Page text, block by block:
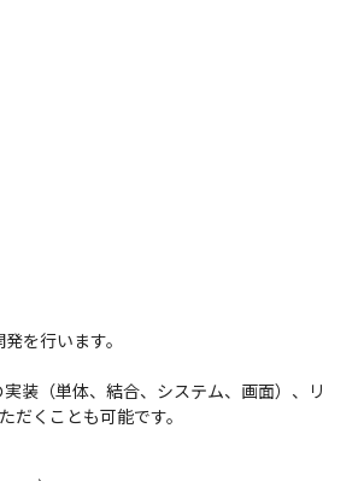
を行います。
装（単体、結合、システム、画面）、リ
くことも可能です。